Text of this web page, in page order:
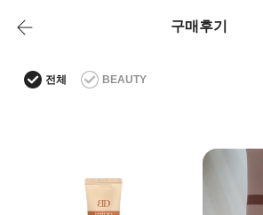
구매후기
전체 BEAUTY